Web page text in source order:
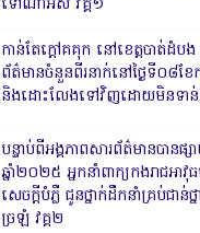
ទៅណាអស់ វគ្គ១
កាន់តែក្តៅគគុក នៅខេត្តបាត់ដំប
ព័ត៌មានចំនួនពីរនាក់នៅថ្ងៃទី០៨ខ
និងដោះលែងទៅវិញដោយមិនទា
បន្ទាប់ពីអង្គភាពសារព័ត៌មានបានផ្
ឆ្នាំ២០២៥ អ្នកនាំពាក្យកងរាជអា
សេចក្តីបំភ្លឺ ជូនថ្នាក់ដឹកនាំគ្រប់ជាន់
ច្រឡំ វគ្គ២